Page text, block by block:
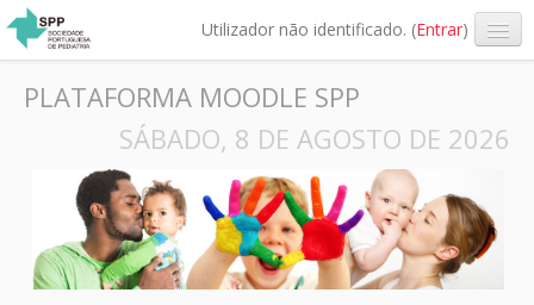
Utilizador não identificado. (Entrar)
PLATAFORMA MOODLE SPP
SÁBADO, 8 DE AGOSTO DE 2026